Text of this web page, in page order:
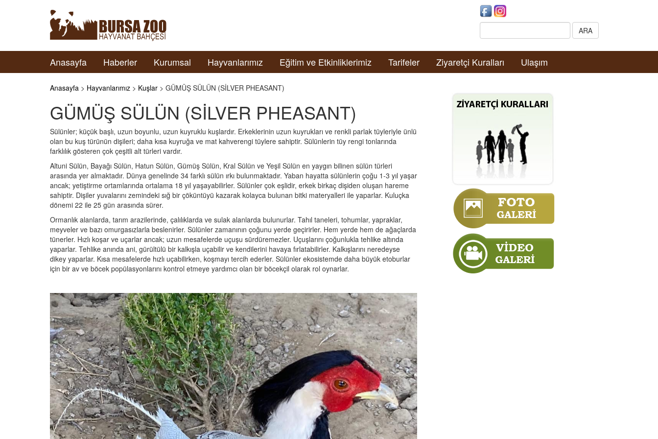
Search: ARA
Anasayfa Haberler Kurumsal Hayvanlarımız Eğitim ve Etkinliklerimiz Tarifeler Ziyaretçi Kuralları Ulaşım
Anasayfa > Hayvanlarımız > Kuşlar > GÜMÜŞ SÜLÜN (SİLVER PHEASANT)
GÜMÜŞ SÜLÜN (SİLVER PHEASANT)
Sülünler; küçük başlı, uzun boyunlu, uzun kuyruklu kuşlardır. Erkeklerinin uzun kuyrukları ve renkli parlak tüyleriyle ünlü
olan bu kuş türünün dişileri; daha kısa kuyruğa ve mat kahverengi tüylere sahiptir. Sülünlerin tüy rengi tonlarında
farklılık gösteren çok çeşitli alt türleri vardır.
Altuni Sülün, Bayağı Sülün, Hatun Sülün, Gümüş Sülün, Kral Sülün ve Yeşil Sülün en yaygın bilinen sülün türleri
arasında yer almaktadır. Dünya genelinde 34 farklı sülün ırkı bulunmaktadır. Yaban hayatta sülünlerin çoğu 1-3 yıl yaşar
ancak; yetiştirme ortamlarında ortalama 18 yıl yaşayabilirler. Sülünler çok eşlidir, erkek birkaç dişiden oluşan hareme
sahiptir. Dişiler yuvalarını zemindeki sığ bir çöküntüyü kazarak kolayca bulunan bitki materyalleri ile yaparlar. Kuluçka
dönemi 22 ile 25 gün arasında sürer.
Ormanlık alanlarda, tarım arazilerinde, çalılıklarda ve sulak alanlarda bulunurlar. Tahıl taneleri, tohumlar, yapraklar,
meyveler ve bazı omurgasızlarla beslenirler. Sülünler zamanının çoğunu yerde geçirirler. Hem yerde hem de ağaçlarda
tünerler. Hızlı koşar ve uçarlar ancak; uzun mesafelerde uçuşu sürdüremezler. Uçuşlarını çoğunlukla tehlike altında
yaparlar. Tehlike anında ani, gürültülü bir kalkışla uçabilir ve kendilerini havaya fırlatabilirler. Kalkışlarını neredeyse
dikey yaparlar. Kısa mesafelerde hızlı uçabilirken, koşmayı tercih ederler. Sülünler ekosistemde daha büyük etoburlar
için bir av ve böcek popülasyonlarını kontrol etmeye yardımcı olan bir böcekçil olarak rol oynarlar.